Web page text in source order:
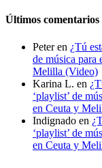
Últimos comentarios
Peteren ¿Tú
de música para
Melilla (Video)
Karina L. en
‘playlist’ de
en Ceuta y
Indignado en
‘playlist’ de
en Ceuta y